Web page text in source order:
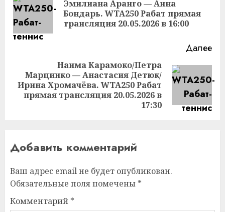
Эмилиана Аранго — Анна
Бондарь. WTA250 Рабат прямая
трансляция 20.05.2026 в 16:00
Далее
Следующая
запись:
Наима Карамоко/Петра
Марцинко — Анастасия Детюк/
Ирина Хромачёва. WTA250 Рабат
прямая трансляция 20.05.2026 в
17:30
Добавить комментарий
Ваш адрес email не будет опубликован.
Обязательные поля помечены *
Комментарий *